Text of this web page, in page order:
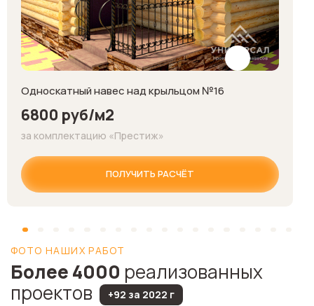
Односкатный навес над крыльцом №16
6800 руб/м2
за комплектацию «Престиж»
ПОЛУЧИТЬ РАСЧЁТ
ФОТО НАШИХ РАБОТ
Более 4000 реализованных
проектов
+92 за 2022 г